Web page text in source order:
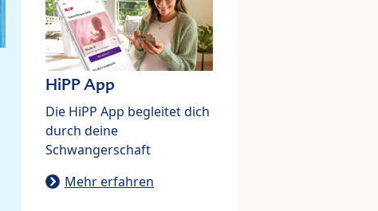
HiPP App
Die HiPP App begleitet dich
durch deine
Schwangerschaft
Mehr erfahren